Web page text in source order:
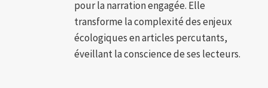
pour la narration engagée. Elle
transforme la complexité des enjeux
écologiques en articles percutants,
éveillant la conscience de ses lecteurs.